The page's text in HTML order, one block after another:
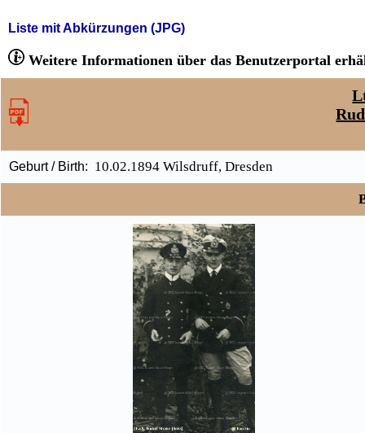
Liste mit Abkürzungen (JPG)
Weitere Informationen über das Benutzerportal
Geburt / Birth: 10.02.1894 Wilsdruff, Dresden